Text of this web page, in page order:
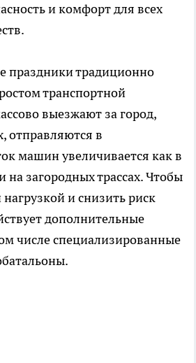
и комфорт для всех
праздники традиционно
транспортной
выезжают за город,
отправляются в
машин увеличивается как в
на загородных трассах. Чтобы
нагрузкой и снизить риск
дополнительные
числе специализированные